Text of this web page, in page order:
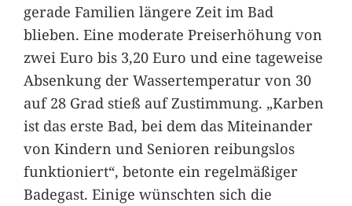
gerade Familien längere Zeit im Bad
blieben. Eine moderate Preiserhöhung von
zwei Euro bis 3,20 Euro und eine tageweise
Absenkung der Wassertemperatur von 30
auf 28 Grad stieß auf Zustimmung. „Karben
ist das erste Bad, bei dem das Miteinander
von Kindern und Senioren reibungslos
funktioniert“, betonte ein regelmäßiger
Badegast. Einige wünschten sich die